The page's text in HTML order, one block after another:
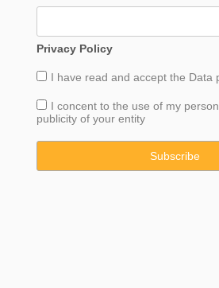
Privacy Policy
I have read and accept the Data
I concent to the use of my
publicity of your entity